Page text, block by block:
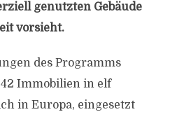
genutzten Gebäude
vorsieht.
des Programms
Immobilien in elf
in Europa, eingesetzt